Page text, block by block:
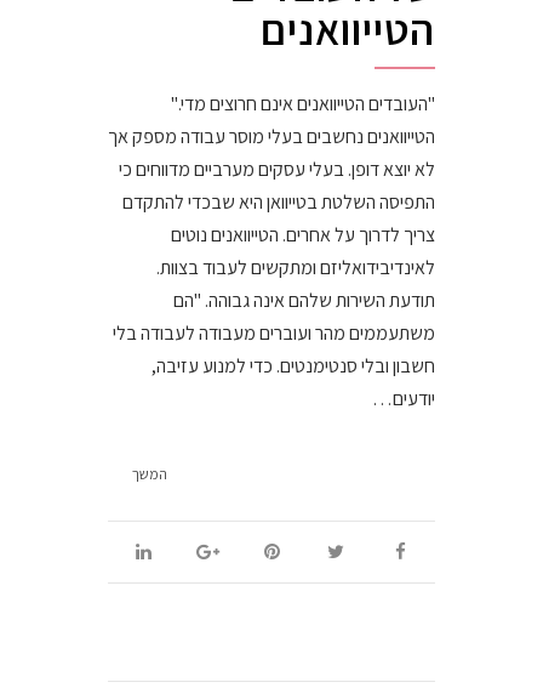
הטייוואנים
"העובדים הטייוואנים אינם חרוצים מדי."
הטייוואנים נחשבים בעלי מוסר עבודה מספק אך
לא יוצא דופן. בעלי עסקים מערביים מדווחים כי
התפיסה השלטת בטייוואן היא שבכדי להתקדם
צריך לדרוך על אחרים. הטייוואנים נוטים
לאינדיבידואליזם ומתקשים לעבוד בצוות.
תודעת השירות שלהם אינה גבוהה. "הם
משתעממים מהר ועוברים מעבודה לעבודה בלי
חשבון ובלי סנטימנטים. כדי למנוע עזיבה,
יודעים…
המשך